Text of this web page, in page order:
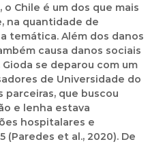
Chile é um dos que mais
na quantidade de
temática. Além dos danos
causa danos sociais
Gioda se deparou com um
de Universidade do
que buscou
e lenha estava
hospitalares e
(Paredes et al., 2020). De